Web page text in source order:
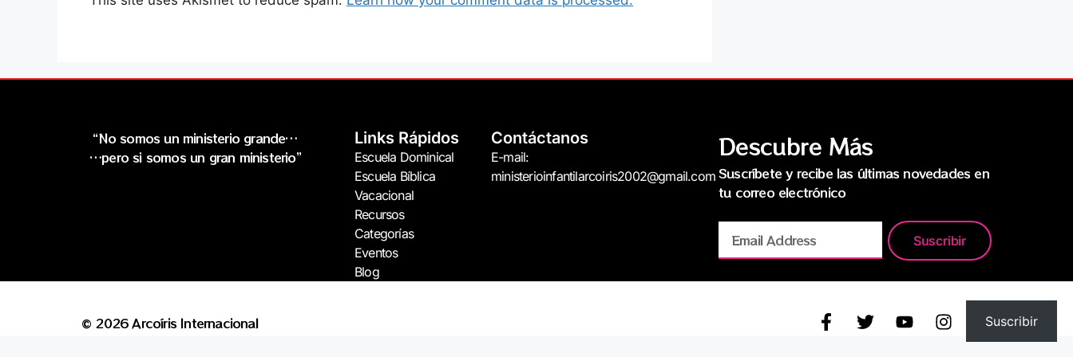
“No somos un ministerio grande…
…pero si somos un gran ministerio”
Links Rápidos
Escuela Dominical
Escuela Bíblica
Vacacional
Recursos
Categorías
Eventos
Blog
Contáctanos
E-mail:
ministerioinfantilarcoiris2002@gmail.com
Descubre Más
Suscríbete y recibe las últimas novedades en
tu correo electrónico
Suscribir
© 2026 Arcoíris Internacional Suscribir